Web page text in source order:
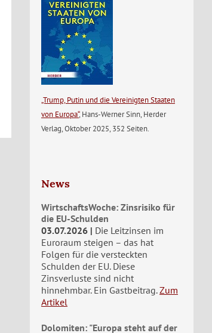
„Trump, Putin und die Vereinigten Staaten
von Europa“, Hans-Werner Sinn, Herder
Verlag, Oktober 2025, 352 Seiten.
News
WirtschaftsWoche: Zinsrisiko für
die EU-Schulden
03.07.2026
Die Leitzinsen im
Euroraum steigen – das hat
Folgen für die versteckten
Schulden der EU. Diese
Zinsverluste sind nicht
hinnehmbar. Ein Gastbeitrag. Zum
Artikel
Dolomiten: "Europa steht auf der